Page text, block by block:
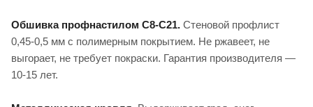
Обшивка профнастилом С8-С21. Стеновой профлист
0,45-0,5 мм с полимерным покрытием. Не ржавеет, не
выгорает, не требует покраски. Гарантия производителя —
10-15 лет.